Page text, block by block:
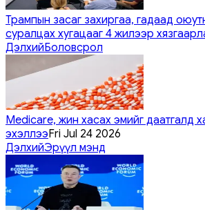
Трампын засаг захиргаа, гадаад
суралцах хугацааг 4 жилээр
ДэлхийБоловсрол
Medicare, жин хасах эмийг даатгалд
эхэллээFri Jul 24 2026
ДэлхийЭрүүл мэнд